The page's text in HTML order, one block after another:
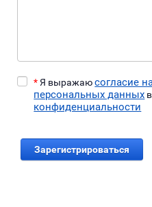
* Я выражаюсогласие
персональных данных
конфиденциальности